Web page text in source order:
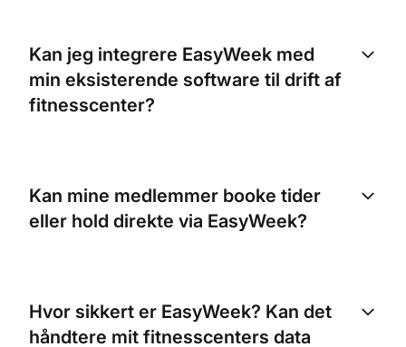
fitnesscenter med få kunder eller et stort
fitnesscenter med tusindvis af medlemmer, kan
vores platform håndtere det hele.
Kan jeg integrere EasyWeek med
min eksisterende software til drift af
fitnesscenter?
styre alle dine bookinger og processer fra ét sted.
Kan mine medlemmer booke tider
eller hold direkte via EasyWeek?
tidspunkt, der passer dem, og det mindsker
besværet med manuel planlægning.
Hvor sikkert er EasyWeek? Kan det
håndtere mit fitnesscenters data